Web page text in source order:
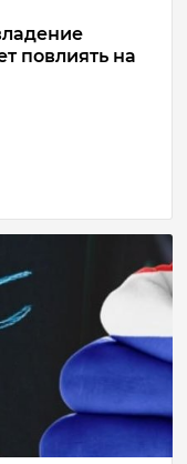
повлиять на